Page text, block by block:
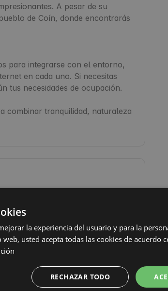
A pesar de su
de Coín, donde encontrarás
para integrarse con el entorno,
en cada uno. Si necesitas
tus necesidades de ocupación.
combinar tranquilidad, naturaleza
Papel higiénico
Lavadora
Jabón
Máquina de café / cafetera
Ollas y sartenes
Lavavajillas
la experiencia del usuario y para la
usted acepta todas las cookies de acuerdo
RECHAZAR TODO